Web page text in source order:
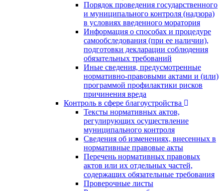
Порядок проведения государственного
и муниципального контроля (надзора)
в условиях введенного моратория
Информация о способах и процедуре
самообследования (при ее наличии),
подготовки декларации соблюдения
обязательных требований
Иные сведения, предусмотренные
нормативно-правовыми актами и (или)
программой профилактики рисков
причинения вреда
Контроль в сфере благоустройства
Тексты нормативных актов,
регулирующих осуществление
муниципального контроля
Сведения об изменениях, внесенных в
нормативные правовые акты
Перечень нормативных правовых
актов или их отдельных частей,
содержащих обязательные требования
Проверочные листы